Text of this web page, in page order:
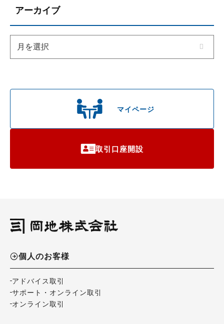
マイページ
取引口座開設
アーカイブ
個人のお客様
アドバイス取引
サポート・オンライン取引
オンライン取引